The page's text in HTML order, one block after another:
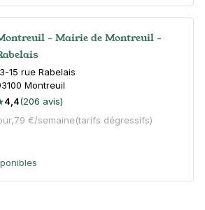
- Mairie de Montreuil -
15 rue Rabelais
Montreuil
4,4(206 avis)
79 €/semaine(tarifs dégressifs)